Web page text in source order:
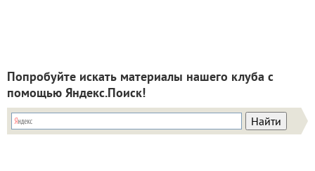
Попробуйте искать материалы нашего клуба с
помощью Яндекс.Поиск!